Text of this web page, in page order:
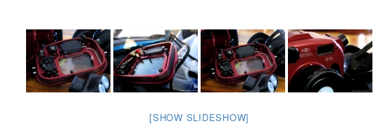
[SHOW SLIDESHOW]